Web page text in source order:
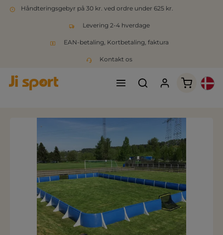
Håndteringsgebyr på 30 kr. ved ordre under 625 kr.
Levering 2-4 hverdage
EAN-betaling, Kortbetaling, faktura
Kontakt os